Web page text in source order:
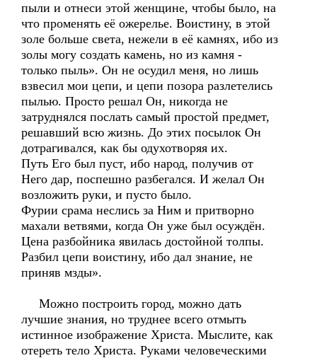
пыли и отнеси этой женщине, чтобы было, на
что променять её ожерелье. Воистину, в этой
золе больше света, нежели в её камнях, ибо из
золы могу создать камень, но из камня -
только пыль». Он не осудил меня, но лишь
взвесил мои цепи, и цепи позора разлетелись
пылью. Просто решал Он, никогда не
затруднялся послать самый простой предмет,
решавший всю жизнь. До этих посылок Он
дотрагивался, как бы одухотворяя их.
Путь Его был пуст, ибо народ, получив от
Него дар, поспешно разбегался. И желал Он
возложить руки, и пусто было.
Фурии срама неслись за Ним и притворно
махали ветвями, когда Он уже был осуждён.
Цена разбойника явилась достойной толпы.
Разбил цепи воистину, ибо дал знание, не
приняв мзды».
Можно построить город, можно дать
лучшие знания, но труднее всего отмыть
истинное изображение Христа. Мыслите, как
отереть тело Христа. Руками человеческими